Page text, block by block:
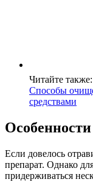
Читайте также:
Способы
средствами
Если довелось
препарат. Однако
придерживаться